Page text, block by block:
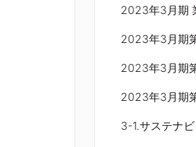
2023年3月期
2023年3月期
2023年3月期
2023年3月期
3-1.サステナ